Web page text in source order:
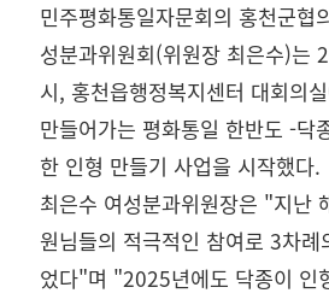
민주평화통일자문회의 홍천군협
성분과위원회(위원장 최은수)는
시, 홍천읍행정복지센터 대회의
만들어가는 평화통일 한반도 -닥
한 인형 만들기 사업을 시작했다.
최은수 여성분과위원장은 "지난
원님들의 적극적인 참여로 3차
었다"며 "2025년에도 닥종이 인